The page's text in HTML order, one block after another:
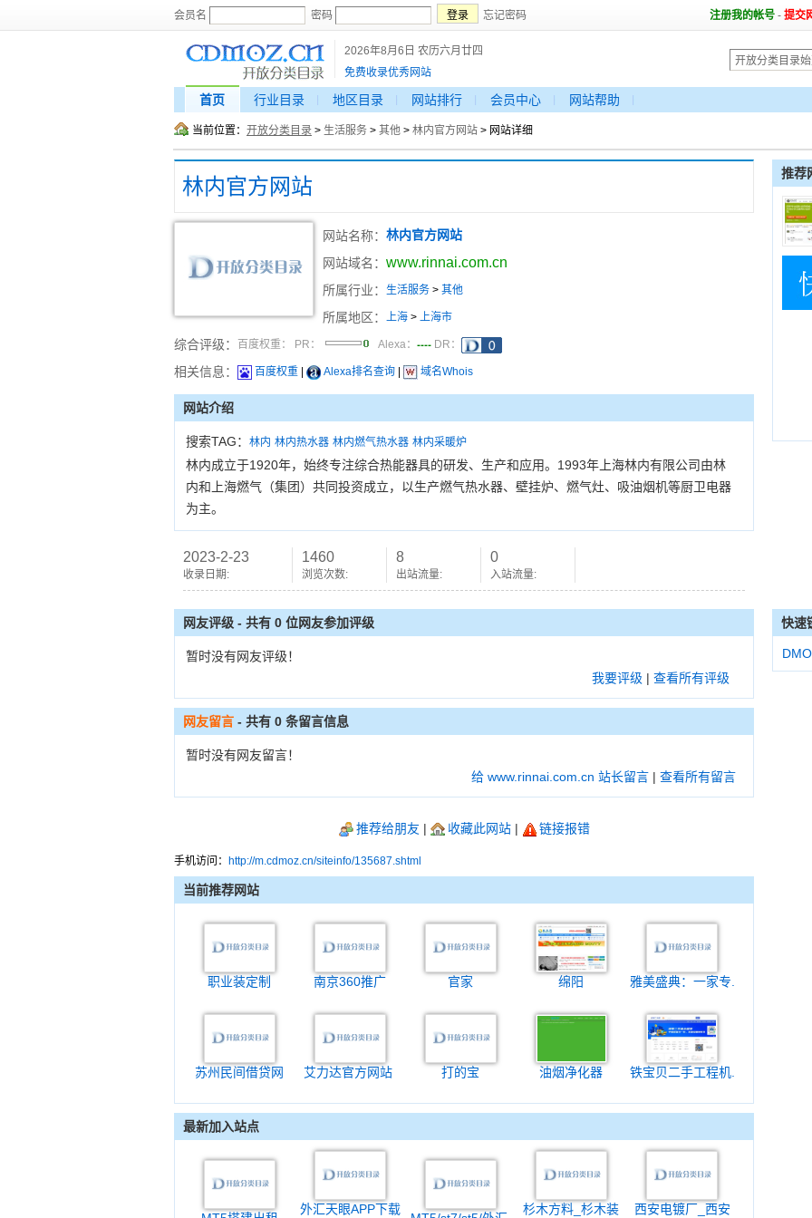
会员名 密码 忘记密码 注册我的帐号 - 提交
2026年8月6日 农历六月廿四
免费收录优秀网站
首页 行业目录 地区目录 网站排行 会员中心 网站帮助
当前位置： 开放分类目录 > 生活服务 > 其他 > 林内官方网站 > 网站详细
林内官方网站
网站名称： 林内官方网站
网站域名： www.rinnai.com.cn
所属行业： 生活服务 > 其他
所属地区： 上海 > 上海市
综合评级： 百度权重： PR： Alexa： ---- DR：
相关信息： 百度权重 Alexa排名查询 域名Whois
网站介绍
搜索TAG： 林内 林内热水器 林内燃气热水器 林内采暖炉
林内成立于1920年，始终专注综合热能器具的研发、生产和应用。1993年上海林内有限公司由林
内和上海燃气（集团）共同投资成立，以生产燃气热水器、壁挂炉、燃气灶、吸油烟机等厨卫电器
为主。
2023-2-23
收录日期:
1460
浏览次数:
8
出站流量:
0
入站流量:
推荐
网友评级 - 共有 0 位网友参加评级
暂时没有网友评级！
我要评级 | 查看所有评级
网友留言 - 共有 0 条留言信息
暂时没有网友留言！
给 www.rinnai.com.cn 站长留言 | 查看所有留言
推荐给朋友 | 收藏此网站| 链接报错
手机访问： http://m.cdmoz.cn/siteinfo/135687.shtml
当前推荐网站
职业装定制 南京360推广 官家 绵阳 雅美盛典：一家专.
苏州民间借贷网 艾力达官方网站 打的宝 油烟净化器 铁宝贝二手工程机.
最新加入站点
外汇天眼APP下载 杉木方料_杉木装 西安电镀厂_西安
快速